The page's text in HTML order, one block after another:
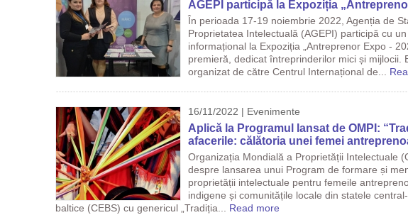
AGEPI participă la Expoziția
În perioada 17-19 noiembrie 2022, Agenția de
Proprietatea Intelectuală (AGEPI) participă cu
informațional la Expoziția „Antreprenor Expo -
premieră, dedicat întreprinderilor mici și mijlocii.
organizat de către Centrul Internațional de...
16/11/2022 | Evenimente
Aplică la Programul lansat de OMPI:
afacerile: călătoria unei femei
Organizația Mondială a Proprietății Intelectuale
despre lansarea unui Program de formare și
proprietății intelectuale pentru femeile
indigene și comunitățile locale din statele
baltice (CEBS) cu genericul „Tradiția... Read more